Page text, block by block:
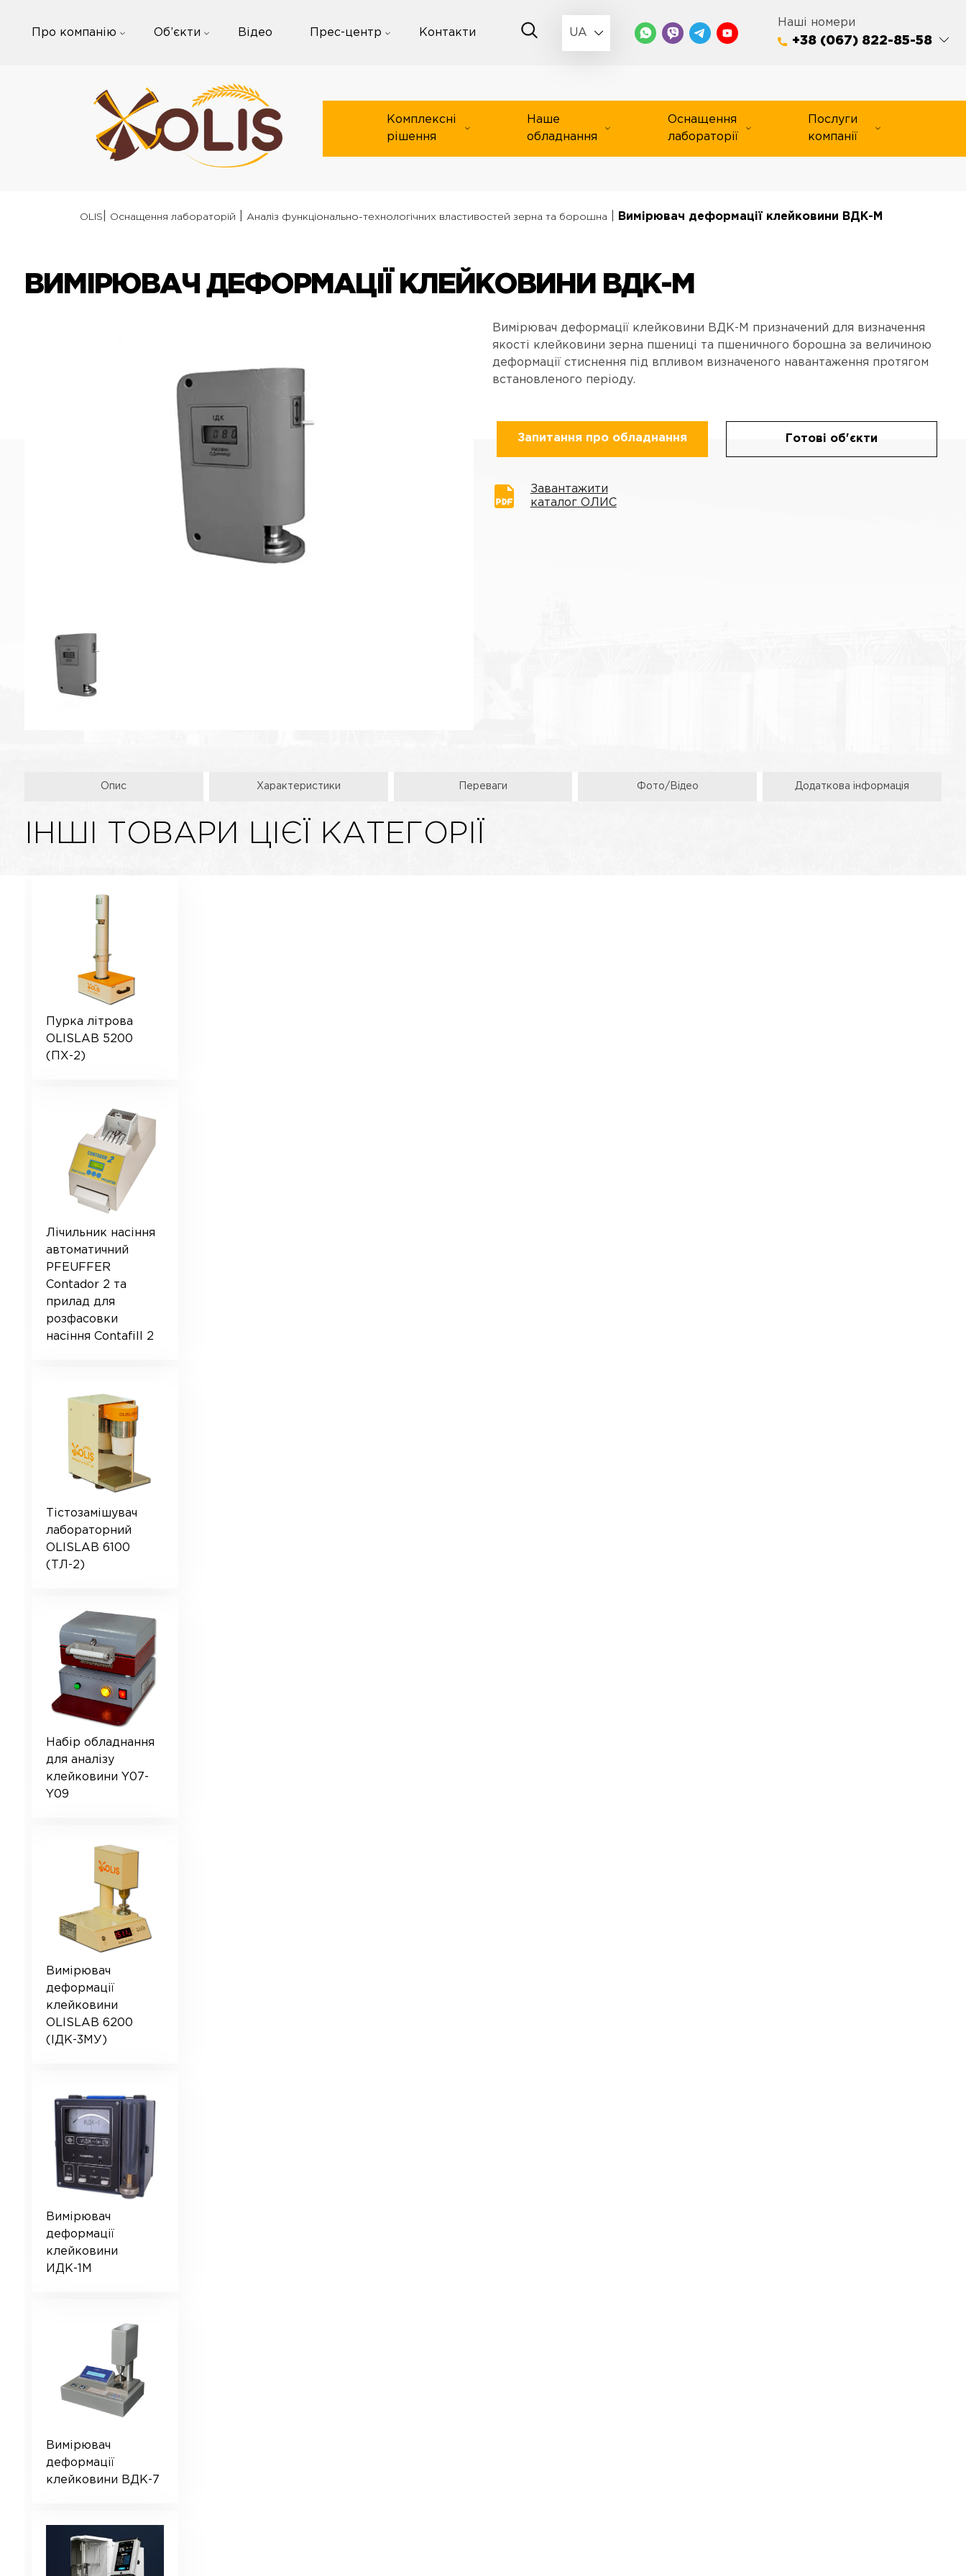
Про компанію Об’єкти Відео Прес-центр Контакти UA
Наші номери
+38 (067) 822-85-58
Комплексні
рішення
Наше
обладнання
Оснащення
лабораторії
Послуги
компанії
OLIS Оснащення лабораторій Аналіз функціонально-технологічних властивостей зерна та борошна Вимірювач деформації клейковини ВДК-М
ВИМІРЮВАЧ ДЕФОРМАЦІЇ КЛЕЙКОВИНИ ВДК-М
Вимірювач деформації клейковини ВДК-М призначений для визначення
якості клейковини зерна пшениці та пшеничного борошна за величиною
деформації стиснення під впливом визначеного навантаження протягом
встановленого періоду.
Запитання про обладнання Готові об'єкти
Завантажити
каталог ОЛИС
Опис Характеристики Переваги Фото/Відео Додаткова інформація
ІНШІ ТОВАРИ ЦІЄЇ КАТЕГОРІЇ
Пурка літрова
OLISLAB 5200
(ПХ-2)
Лічильник насіння
автоматичний
PFEUFFER
Contador 2 та
прилад для
розфасовки
насіння Contafill 2
Тістозамішувач
лабораторний
OLISLAB 6100
(ТЛ-2)
Набір обладнання
для аналізу
клейковини Y07-
Y09
Вимірювач
деформації
клейковини
OLISLAB 6200
(ІДК-3МУ)
Вимірювач
деформації
клейковини
ИДК-1М
Вимірювач
деформації
клейковини ВДК-7